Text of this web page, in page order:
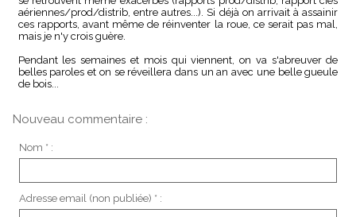
aériennes/prod/distrib, entre autres...). Si déjà on arrivait à assainir
ces rapports, avant même de réinventer la roue, ce serait pas mal,
mais je n'y crois guère.
Pendant les semaines et mois qui viennent, on va s'abreuver de
belles paroles et on se réveillera dans un an avec une belle gueule
de bois...
Nouveau commentaire :
Nom * :
Adresse email (non publiée) * :